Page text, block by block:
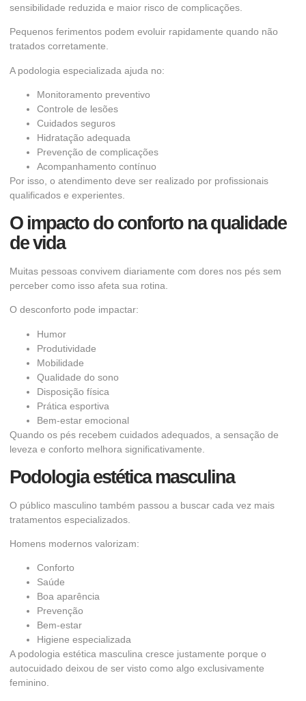
sensibilidade reduzida e maior risco de complicações.
Pequenos ferimentos podem evoluir rapidamente quando não
tratados corretamente.
A podologia especializada ajuda no:
Monitoramento preventivo
Controle de lesões
Cuidados seguros
Hidratação adequada
Prevenção de complicações
Acompanhamento contínuo
Por isso, o atendimento deve ser realizado por profissionais
qualificados e experientes.
O impacto do conforto na qualidade
de vida
Muitas pessoas convivem diariamente com dores nos pés sem
perceber como isso afeta sua rotina.
O desconforto pode impactar:
Humor
Produtividade
Mobilidade
Qualidade do sono
Disposição física
Prática esportiva
Bem-estar emocional
Quando os pés recebem cuidados adequados, a sensação de
leveza e conforto melhora significativamente.
Podologia estética masculina
O público masculino também passou a buscar cada vez mais
tratamentos especializados.
Homens modernos valorizam:
Conforto
Saúde
Boa aparência
Prevenção
Bem-estar
Higiene especializada
A podologia estética masculina cresce justamente porque o
autocuidado deixou de ser visto como algo exclusivamente
feminino.